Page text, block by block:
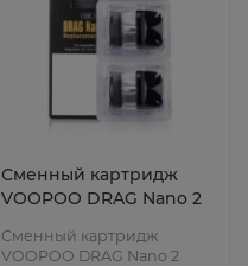
Сменный картридж
VOOPOO DRAG Nano 2
Сменный картридж
VOOPOO DRAG Nano 2